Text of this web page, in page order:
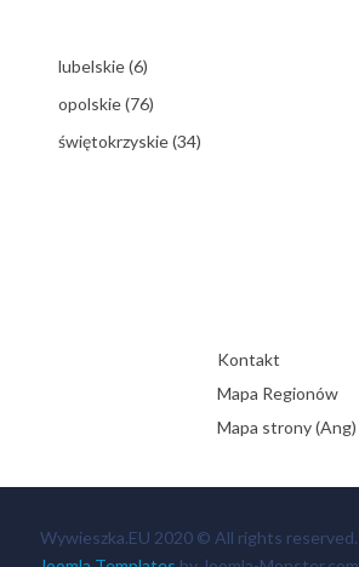
lubelskie(6)
opolskie(76)
świętokrzyskie(34)
Kontakt
Mapa Regionów
Mapa strony (Ang)
Wywieszka.EU 2020 © All rights reserved.